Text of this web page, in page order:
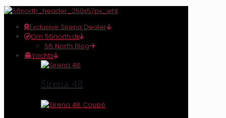
Exclusive Sirena Dealer
Om 56north.dk
56 North Blog
Yachts
Sirena 48